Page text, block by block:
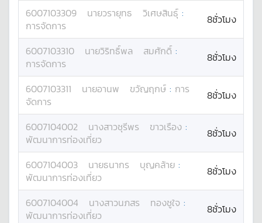
6007103309 นายวรายุทธ วิเศษสินธุ์ :
การจัดการ
8ชั่วโมง
6007103310 นายวิริทธิ์พล สมศักดิ์ :
การจัดการ
8ชั่วโมง
6007103311 นายอานพ ขวัญฤกษ์ : การ
จัดการ
8ชั่วโมง
6007104002 นางสาวชุรีพร ขาวเรือง :
พัฒนาการท่องเที่ยว
8ชั่วโมง
6007104003 นายธนากร บุญคล้าย :
พัฒนาการท่องเที่ยว
8ชั่วโมง
6007104004 นางสาวนภสร ทองชูใจ :
พัฒนาการท่องเที่ยว
8ชั่วโมง